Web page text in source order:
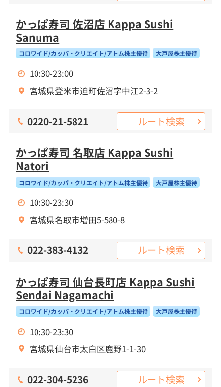
かっぱ寿司 佐沼店 Kappa Sushi
Sanuma
コロワイド/カッパ・クリエイト/アトム株主優待 大戸屋株主優待
10:30-23:00
宮城県登米市迫町佐沼字中江2-3-2
0220-21-5821 ルート検索
かっぱ寿司 名取店 Kappa Sushi
Natori
コロワイド/カッパ・クリエイト/アトム株主優待 大戸屋株主優待
10:30-23:30
宮城県名取市増田5-580-8
022-383-4132 ルート検索
かっぱ寿司 仙台長町店 Kappa Sushi
Sendai Nagamachi
コロワイド/カッパ・クリエイト/アトム株主優待 大戸屋株主優待
10:30-23:30
宮城県仙台市太白区鹿野1-1-30
022-304-5236 ルート検索